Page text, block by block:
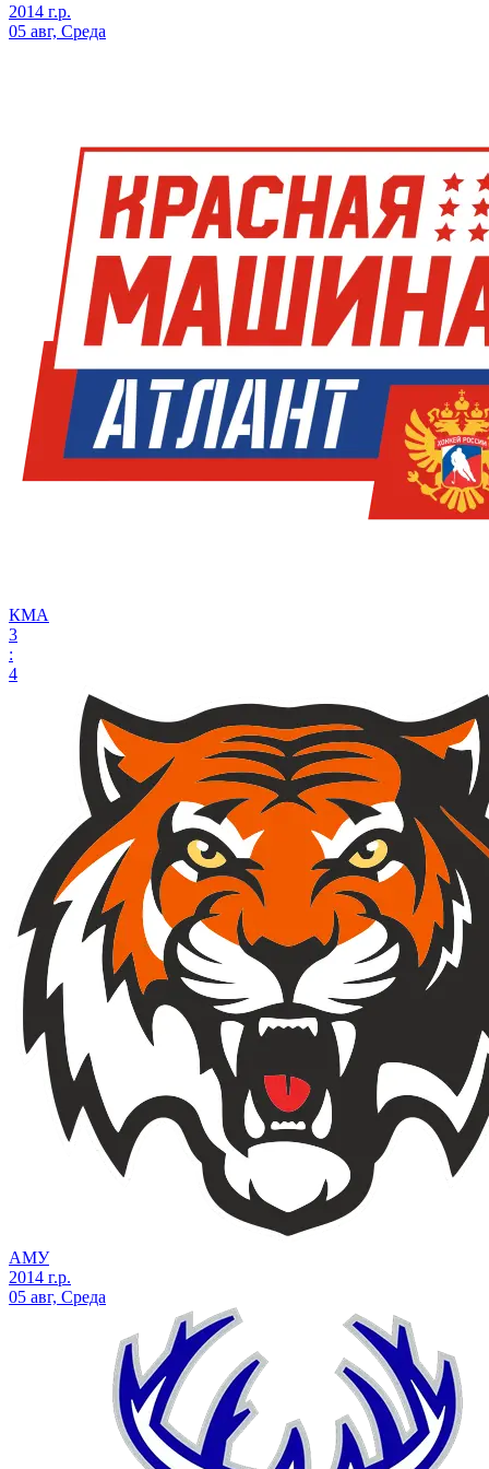
2014 г.р.
05 авг, Среда
КМА
3
:
4
АМУ
2014 г.р.
05 авг, Среда